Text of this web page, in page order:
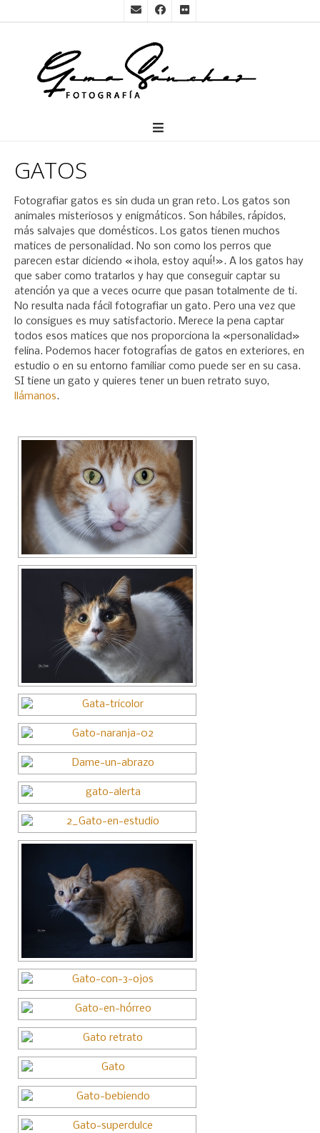
GATOS
Fotografiar gatos es sin duda un gran reto. Los gatos son
animales misteriosos y enigmáticos. Son hábiles, rápidos,
más salvajes que domésticos. Los gatos tienen muchos
matices de personalidad. No son como los perros que
parecen estar diciendo «¡hola, estoy aquí!». A los gatos hay
que saber como tratarlos y hay que conseguir captar su
atención ya que a veces ocurre que pasan totalmente de ti.
No resulta nada fácil fotografiar un gato. Pero una vez que
lo consigues es muy satisfactorio. Merece la pena captar
todos esos matices que nos proporciona la «personalidad»
felina. Podemos hacer fotografías de gatos en exteriores, en
estudio o en su entorno familiar como puede ser en su casa.
SI tiene un gato y quieres tener un buen retrato suyo,
llámanos.